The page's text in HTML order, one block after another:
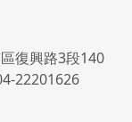
復興路3段140
22201626